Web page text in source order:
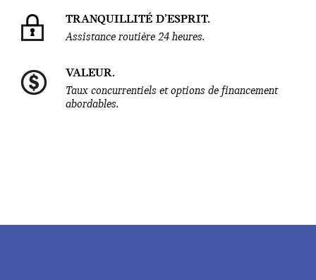
TRANQUILLITÉ D’ESPRIT.
Assistance routière 24 heures.
VALEUR.
Taux concurrentiels et options de financement
abordables.